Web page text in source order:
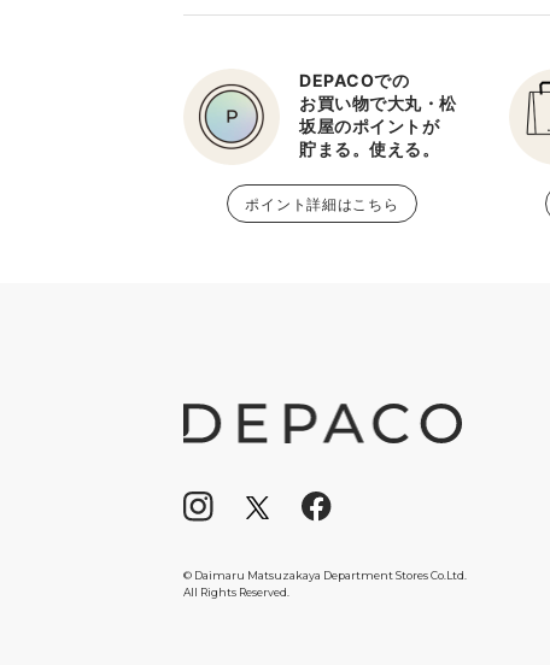
DEPACOでの
お買い物で大丸・松
坂屋のポイントが
貯まる。使える。
ポイント詳細はこちら
© Daimaru Matsuzakaya Department Stores Co.Ltd.
All Rights Reserved.